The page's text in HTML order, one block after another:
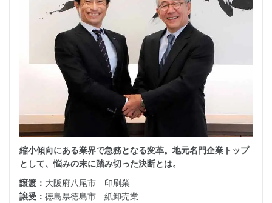
縮小傾向にある業界で急務となる変革。地元名門企業トップ
として、悩みの末に踏み切った決断とは。
譲渡： 大阪府八尾市 印刷業
譲受： 徳島県徳島市 紙卸売業